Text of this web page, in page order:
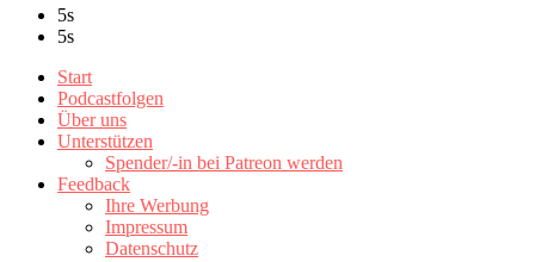
5s
5s
Start
Podcastfolgen
Über uns
Unterstützen
Spender/-in bei Patreon werden
Feedback
Ihre Werbung
Impressum
Datenschutz